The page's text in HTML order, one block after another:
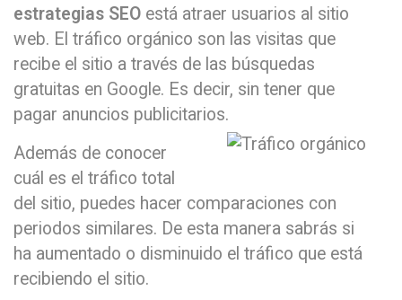
estrategias SEO está atraer usuarios al sitio
web. El tráfico orgánico son las visitas que
recibe el sitio a través de las búsquedas
gratuitas en Google. Es decir, sin tener que
pagar anuncios publicitarios.
Además de conocer
cuál es el tráfico total
del sitio, puedes hacer comparaciones con
periodos similares. De esta manera sabrás si
ha aumentado o disminuido el tráfico que está
recibiendo el sitio.